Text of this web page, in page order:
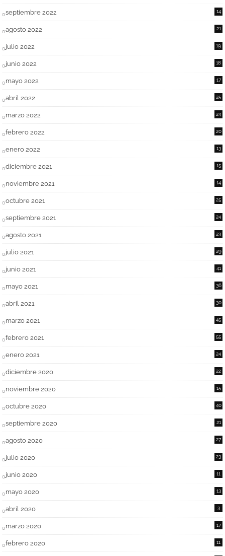
septiembre 2022 14
agosto 2022 21
julio 2022 19
junio 2022 18
mayo 2022 17
abril 2022 25
marzo 2022 24
febrero 2022 20
enero 2022 13
diciembre 2021 15
noviembre 2021 14
octubre 2021 25
septiembre 2021 24
agosto 2021 23
julio 2021 29
junio 2021 41
mayo 2021 36
abril 2021 30
marzo 2021 45
febrero 2021 55
enero 2021 24
diciembre 2020 22
noviembre 2020 15
octubre 2020 40
septiembre 2020 21
agosto 2020 27
julio 2020 23
junio 2020 11
mayo 2020 13
abril 2020 3
marzo 2020 17
febrero 2020 11